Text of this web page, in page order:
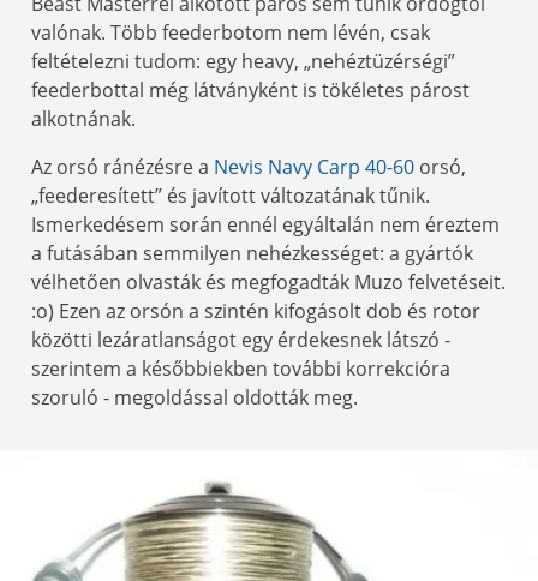
valónak. Több feederbotom nem lévén, csak
feltételezni tudom: egy heavy, „nehéztüzérségi”
feederbottal még látványként is tökéletes párost
alkotnának.
Az orsó ránézésre a Nevis Navy Carp 40-60 orsó,
„feederesített” és javított változatának tűnik.
Ismerkedésem során ennél egyáltalán nem éreztem
a futásában semmilyen nehézkességet: a gyártók
vélhetően olvasták és megfogadták Muzo felvetéseit.
:o) Ezen az orsón a szintén kifogásolt dob és rotor
közötti lezáratlanságot egy érdekesnek látszó -
szerintem a későbbiekben további korrekcióra
szoruló - megoldással oldották meg.